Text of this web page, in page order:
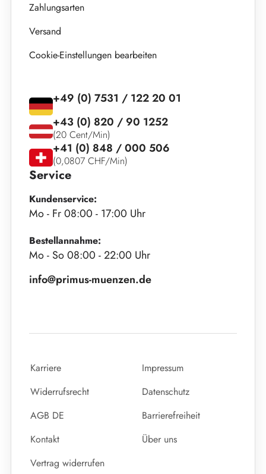
Zahlungsarten
Versand
Cookie-Einstellungen bearbeiten
Service
Kundenservice:
Mo - Fr 08:00 - 17:00 Uhr
Bestellannahme:
Mo - So 08:00 - 22:00 Uhr
info@primus-muenzen.de
+49 (0) 7531 / 122 20 01
+43 (0) 820 / 90 1252
(20 Cent/Min)
+41 (0) 848 / 000 506
(0,0807 CHF/Min)
Karriere
Impressum
Widerrufsrecht
Datenschutz
AGB DE
Barrierefreiheit
Kontakt
Über uns
Vertrag widerrufen